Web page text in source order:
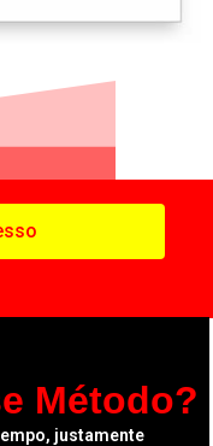
Método?
justamente